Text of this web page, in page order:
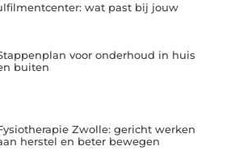
wat past bij jouw
voor onderhoud in huis
buiten
Zwolle: gericht werken
herstel en beter bewegen